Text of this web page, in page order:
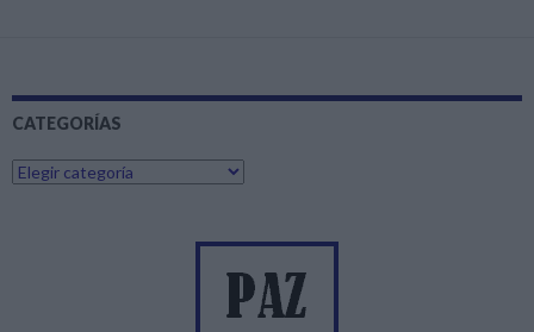
entradas
CATEGORÍAS
C
a